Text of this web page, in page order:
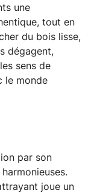
une
tout en
du bois lisse,
dégagent,
sens de
le monde
par son
joue un